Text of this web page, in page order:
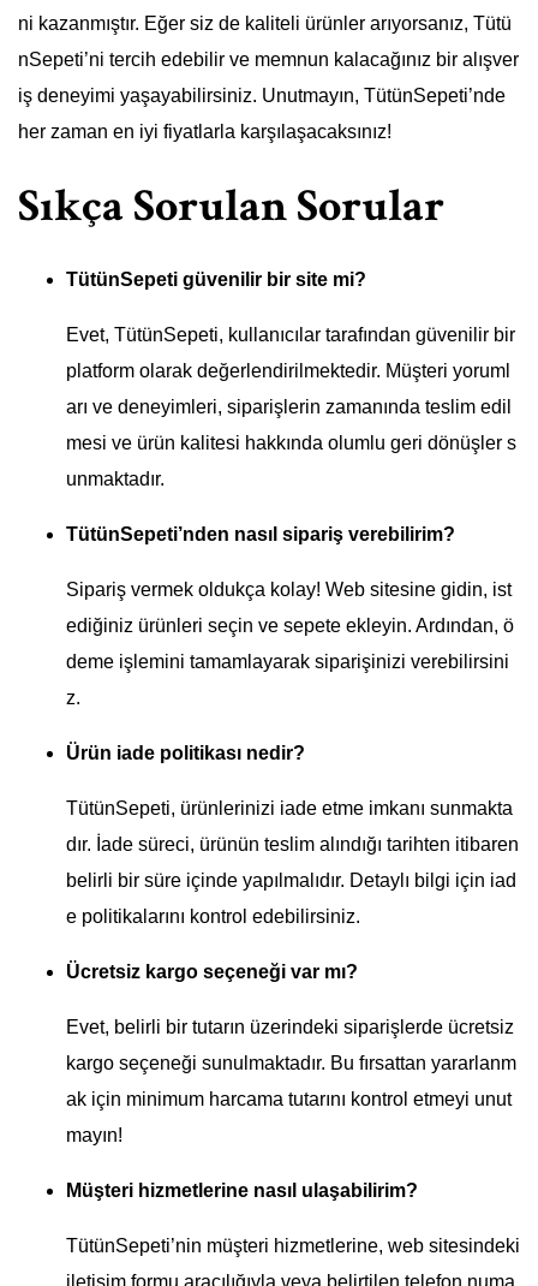
ni kazanmıştır. Eğer siz de kaliteli ürünler arıyorsanız, Tütü
nSepeti’ni tercih edebilir ve memnun kalacağınız bir alışver
iş deneyimi yaşayabilirsiniz. Unutmayın, TütünSepeti’nde
her zaman en iyi fiyatlarla karşılaşacaksınız!
Sıkça Sorulan Sorular
TütünSepeti güvenilir bir site mi?
Evet, TütünSepeti, kullanıcılar tarafından güvenilir bir
platform olarak değerlendirilmektedir. Müşteri yoruml
arı ve deneyimleri, siparişlerin zamanında teslim edil
mesi ve ürün kalitesi hakkında olumlu geri dönüşler s
unmaktadır.
TütünSepeti’nden nasıl sipariş verebilirim?
Sipariş vermek oldukça kolay! Web sitesine gidin, ist
ediğiniz ürünleri seçin ve sepete ekleyin. Ardından, ö
deme işlemini tamamlayarak siparişinizi verebilirsini
z.
Ürün iade politikası nedir?
TütünSepeti, ürünlerinizi iade etme imkanı sunmakta
dır. İade süreci, ürünün teslim alındığı tarihten itibaren
belirli bir süre içinde yapılmalıdır. Detaylı bilgi için iad
e politikalarını kontrol edebilirsiniz.
Ücretsiz kargo seçeneği var mı?
Evet, belirli bir tutarın üzerindeki siparişlerde ücretsiz
kargo seçeneği sunulmaktadır. Bu fırsattan yararlanm
ak için minimum harcama tutarını kontrol etmeyi unut
mayın!
Müşteri hizmetlerine nasıl ulaşabilirim?
TütünSepeti’nin müşteri hizmetlerine, web sitesindeki
iletişim formu aracılığıyla veya belirtilen telefon numa